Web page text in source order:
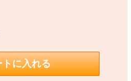
取り付けに便利なクリップループ
立された100年を超える歴史を持つス
ドです。
ール）唯一の公式選手用キャップサ
はスポーツにありますが、数多くのブ